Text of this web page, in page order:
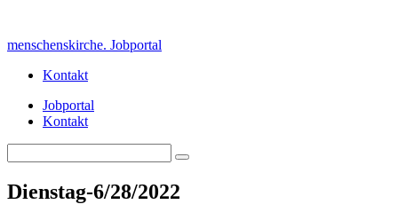
content
menschenskirche. Jobportal
Kontakt
Jobportal
Kontakt
for:
Search
Dienstag-6/28/2022